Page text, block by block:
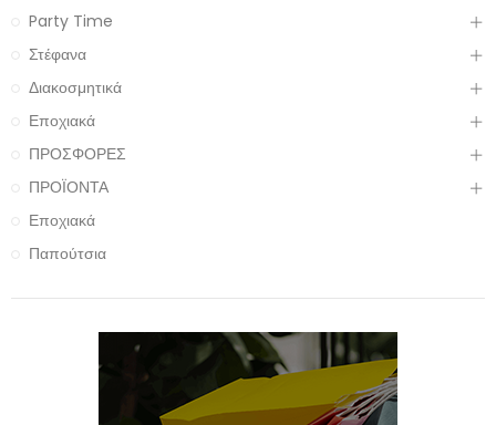
Party Time
Στέφανα
Διακοσμητικά
Εποχιακά
ΠΡΟΣΦΟΡΕΣ
ΠΡΟΪΟΝΤΑ
Εποχιακά
Παπούτσια